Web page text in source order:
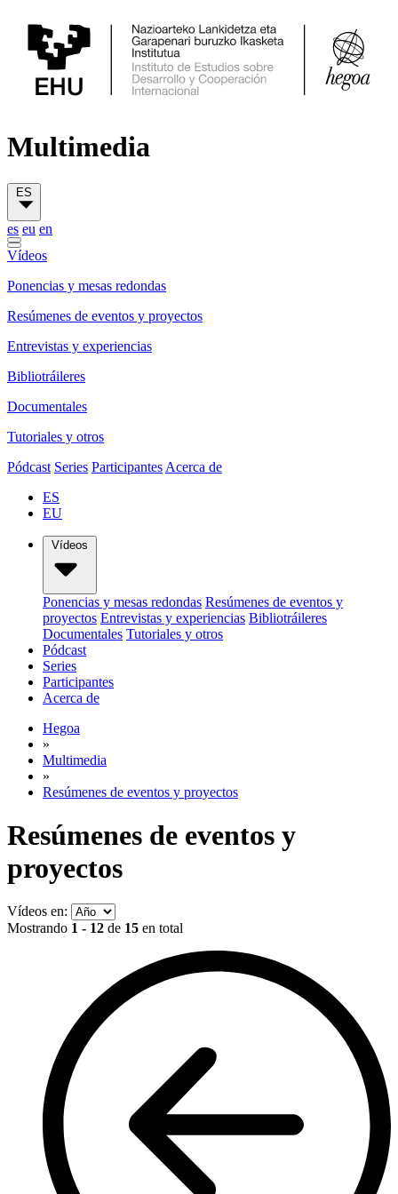
Multimedia
ES
es eu en
Vídeos
Ponencias y mesas redondas
Resúmenes de eventos y proyectos
Entrevistas y experiencias
Bibliotráileres
Documentales
Tutoriales y otros
Pódcast Series Participantes Acerca de
ES
EU
Vídeos
Ponencias y mesas redondas Resúmenes de eventos y
proyectos Entrevistas y experiencias Bibliotráileres
Documentales Tutoriales y otros
Pódcast
Series
Participantes
Acerca de
Hegoa
»
Multimedia
»
Resúmenes de eventos y proyectos
Resúmenes de eventos y
proyectos
Vídeos en:
Mostrando 1 - 12 de 15 en total